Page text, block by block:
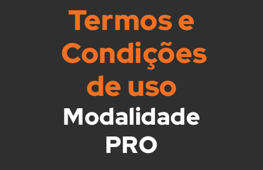
Termos e
Condições
de uso
Modalidade
PRO